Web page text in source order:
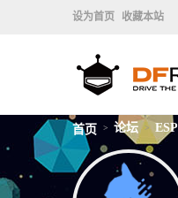
设为首页 收藏本站
首页 > 论坛 >